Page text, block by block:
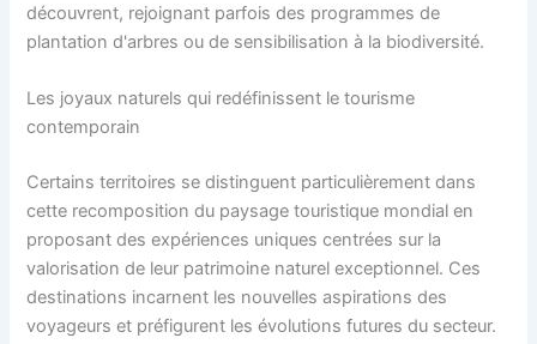
découvrent, rejoignant parfois des programmes de
plantation d'arbres ou de sensibilisation à la biodiversité.
Les joyaux naturels qui redéfinissent le tourisme
contemporain
Certains territoires se distinguent particulièrement dans
cette recomposition du paysage touristique mondial en
proposant des expériences uniques centrées sur la
valorisation de leur patrimoine naturel exceptionnel. Ces
destinations incarnent les nouvelles aspirations des
voyageurs et préfigurent les évolutions futures du secteur.